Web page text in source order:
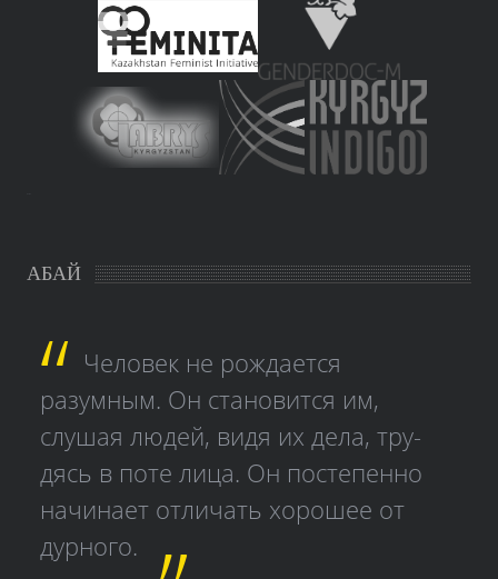
АБАЙ
Человек не рождается
разумным. Он становится им,
слушая людей, видя их дела, тру­
дясь в поте лица. Он постепенно
начинает отличать хорошее от
дурного.